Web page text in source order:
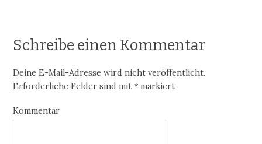
Schreibe einen Kommentar
Deine E-Mail-Adresse wird nicht veröffentlicht.
Erforderliche Felder sind mit* markiert
Kommentar